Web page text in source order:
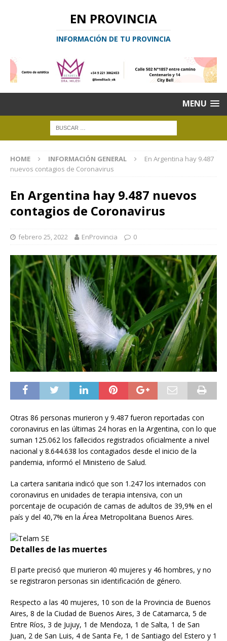
EN PROVINCIA
INFORMACIÓN DE TU PROVINCIA
MENU
HOME INFORMACIÓN GENERAL
En Argentina hay 9.487
nuevos contagios de Coronavirus
En Argentina hay 9.487 nuevos
contagios de Coronavirus
febrero 25, 2022 EnProvincia 0
Otras 86 personas murieron y 9.487 fueron reportadas con
coronavirus en las últimas 24 horas en la Argentina, con lo que
suman 125.062 los fallecidos registrados oficialmente a nivel
nacional y 8.644.638 los contagiados desde el inicio de la
pandemia, informó el Ministerio de Salud.
La cartera sanitaria indicó que son 1.247 los internados con
coronavirus en unidades de terapia intensiva, con un
porcentaje de ocupación de camas de adultos de 39,9% en el
país y del 40,7% en la Área Metropolitana Buenos Aires.
Detalles de las muertes
El parte precisó que murieron 40 mujeres y 46 hombres, y no
se registraron personas sin identificación de género.
Respecto a las 40 mujeres, 10 son de la Provincia de Buenos
Aires, 8 de la Ciudad de Buenos Aires, 3 de Catamarca, 5 de
Entre Ríos, 3 de Jujuy, 1 de Mendoza, 1 de Salta, 1 de San
Juan, 2 de San Luis, 4 de Santa Fe, 1 de Santiago del Estero y 1